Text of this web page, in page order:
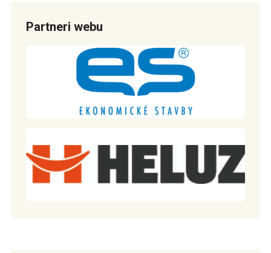
Partneri webu